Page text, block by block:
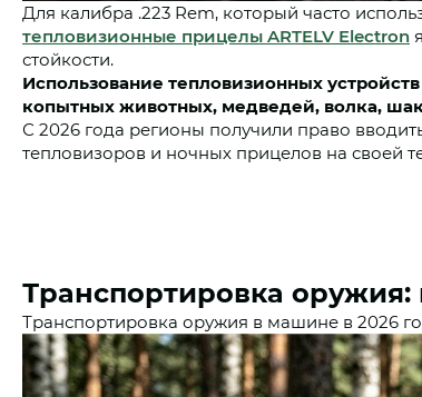
Для калибра .223 Rem, который часто
тепловизионные прицелы ARTELV Electron
стойкости.
Использование тепловизионных
копытных животных, медведей, волка,
С 2026 года регионы получили право
тепловизоров и ночных прицелов на своей
Транспортировка
Транспортировка оружия в машине в 2026